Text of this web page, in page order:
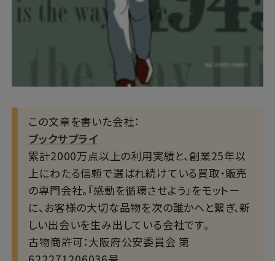
この文章を書いた会社：
ブックサプライ
累計2000万点以上の利用実績と、創業25年以
上にわたる信頼で選ばれ続けている買取・販売
の専門会社。『感動を循環させよう』をモットー
に、お客様の大切な品物を次の誰かへと繋ぎ、新
しい出会いを生み出している会社です。
古物商許可：大阪府公安委員会 第